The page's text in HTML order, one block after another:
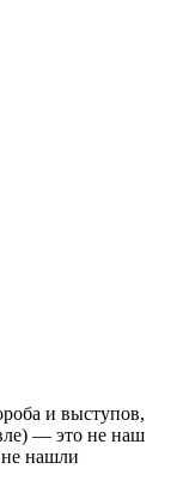
и выступов,
— это не наш
нашли